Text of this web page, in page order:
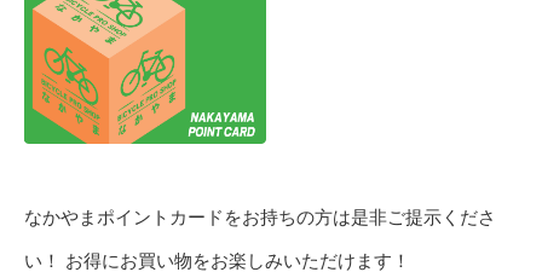
なかやまポイントカードをお持ちの方は是非ご提示くださ
い！ お得にお買い物をお楽しみいただけます！